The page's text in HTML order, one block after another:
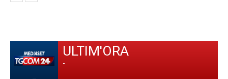
ULTIM'ORA
-